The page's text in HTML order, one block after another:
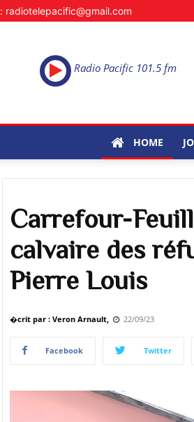
: radiotelepacific@gmail.com
Radio Pacific 101.5 fm
HOME
Carrefour-
calvaire des
Pierre Louis
�crit par : Veron Arnault, 22/09/23
Facebook Twitter